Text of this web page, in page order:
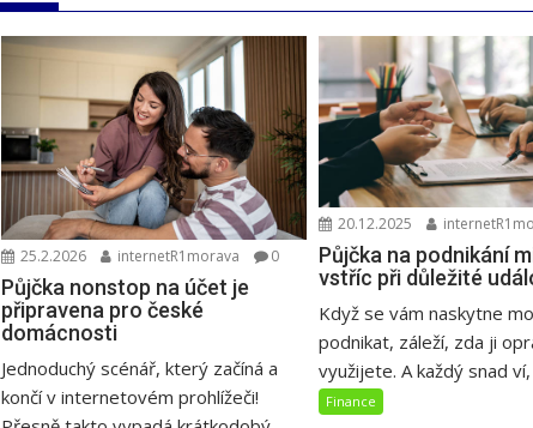
25.2.2026 internetR1morava 0
Půjčka nonstop na účet je
připravena pro české
domácnosti
Jednoduchý scénář, který začíná a
končí v internetovém prohlížeči!
20.12.2025
Půjčka na podnikání
vstříc při důležité
Když se vám naskytne
podnikat, záleží, zda ji
využijete. A každý snad ví,
Finance